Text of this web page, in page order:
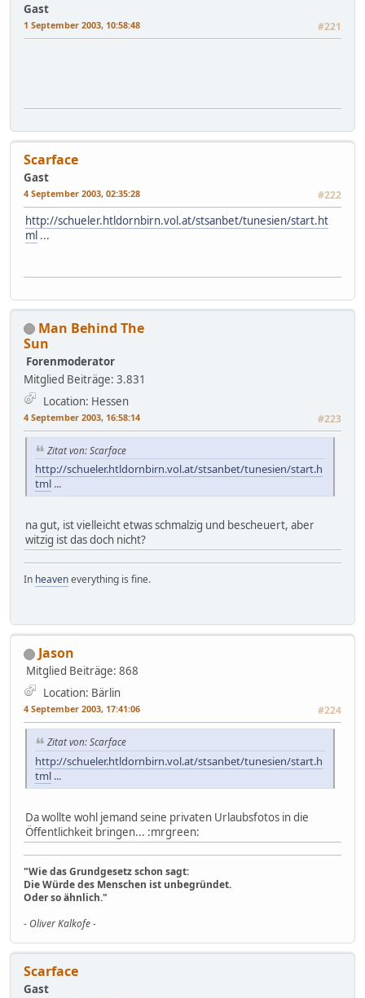
Gast
1 September 2003, 10:58:48 #221
Scarface
Gast
4 September 2003, 02:35:28 #222
http://schueler.htldornbirn.vol.at/stsanbet/tunesien/start.ht
ml ...
Man Behind The
Sun
Forenmoderator
Mitglied Beiträge: 3.831
Location: Hessen
4 September 2003, 16:58:14 #223
Zitat von: Scarface
http://schueler.htldornbirn.vol.at/stsanbet/tunesien/start.h
tml ...
na gut, ist vielleicht etwas schmalzig und bescheuert, aber
witzig ist das doch nicht?
In heaveneverything is fine.
Jason
Mitglied Beiträge: 868
Location: Bärlin
4 September 2003, 17:41:06 #224
Zitat von: Scarface
http://schueler.htldornbirn.vol.at/stsanbet/tunesien/start.h
tml ...
Da wollte wohl jemand seine privaten Urlaubsfotos in die
Öffentlichkeit bringen... :mrgreen:
"Wie das Grundgesetz schon sagt:
Die Würde des Menschen ist unbegründet.
Oder so ähnlich."
- Oliver Kalkofe -
Scarface
Gast